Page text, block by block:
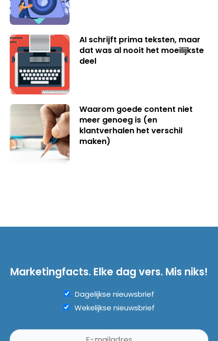
AI schrijft prima teksten, maar
dat was al nooit het moeilijkste
deel
Waarom goede content niet
meer genoeg is (en
klantverhalen het verschil
maken)
Marketingfacts. Elke dag vers. Mis niks!
Dagelijkse nieuwsbrief
Wekelijkse nieuwsbrief